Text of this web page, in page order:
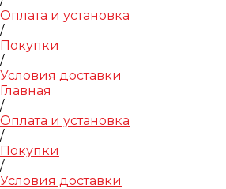
Оплата и установка
/
Покупки
/
Условия доставки
Главная
/
Оплата и установка
/
Покупки
/
Условия доставки